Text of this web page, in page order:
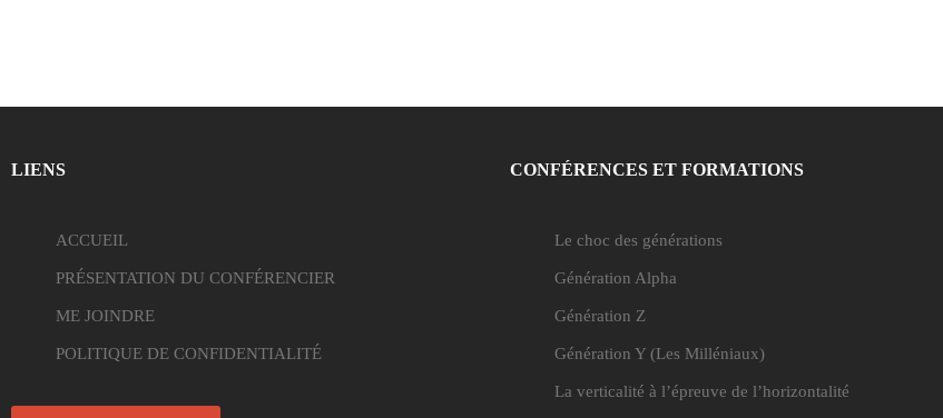
LIENS
ACCUEIL
PRÉSENTATION DU CONFÉRENCIER
ME JOINDRE
POLITIQUE DE CONFIDENTIALITÉ
CONFÉRENCES ET FORMATIONS
Le choc des générations
Génération Alpha
Génération Z
Génération Y (Les Milléniaux)
La verticalité à l’épreuve de l’horizontalité